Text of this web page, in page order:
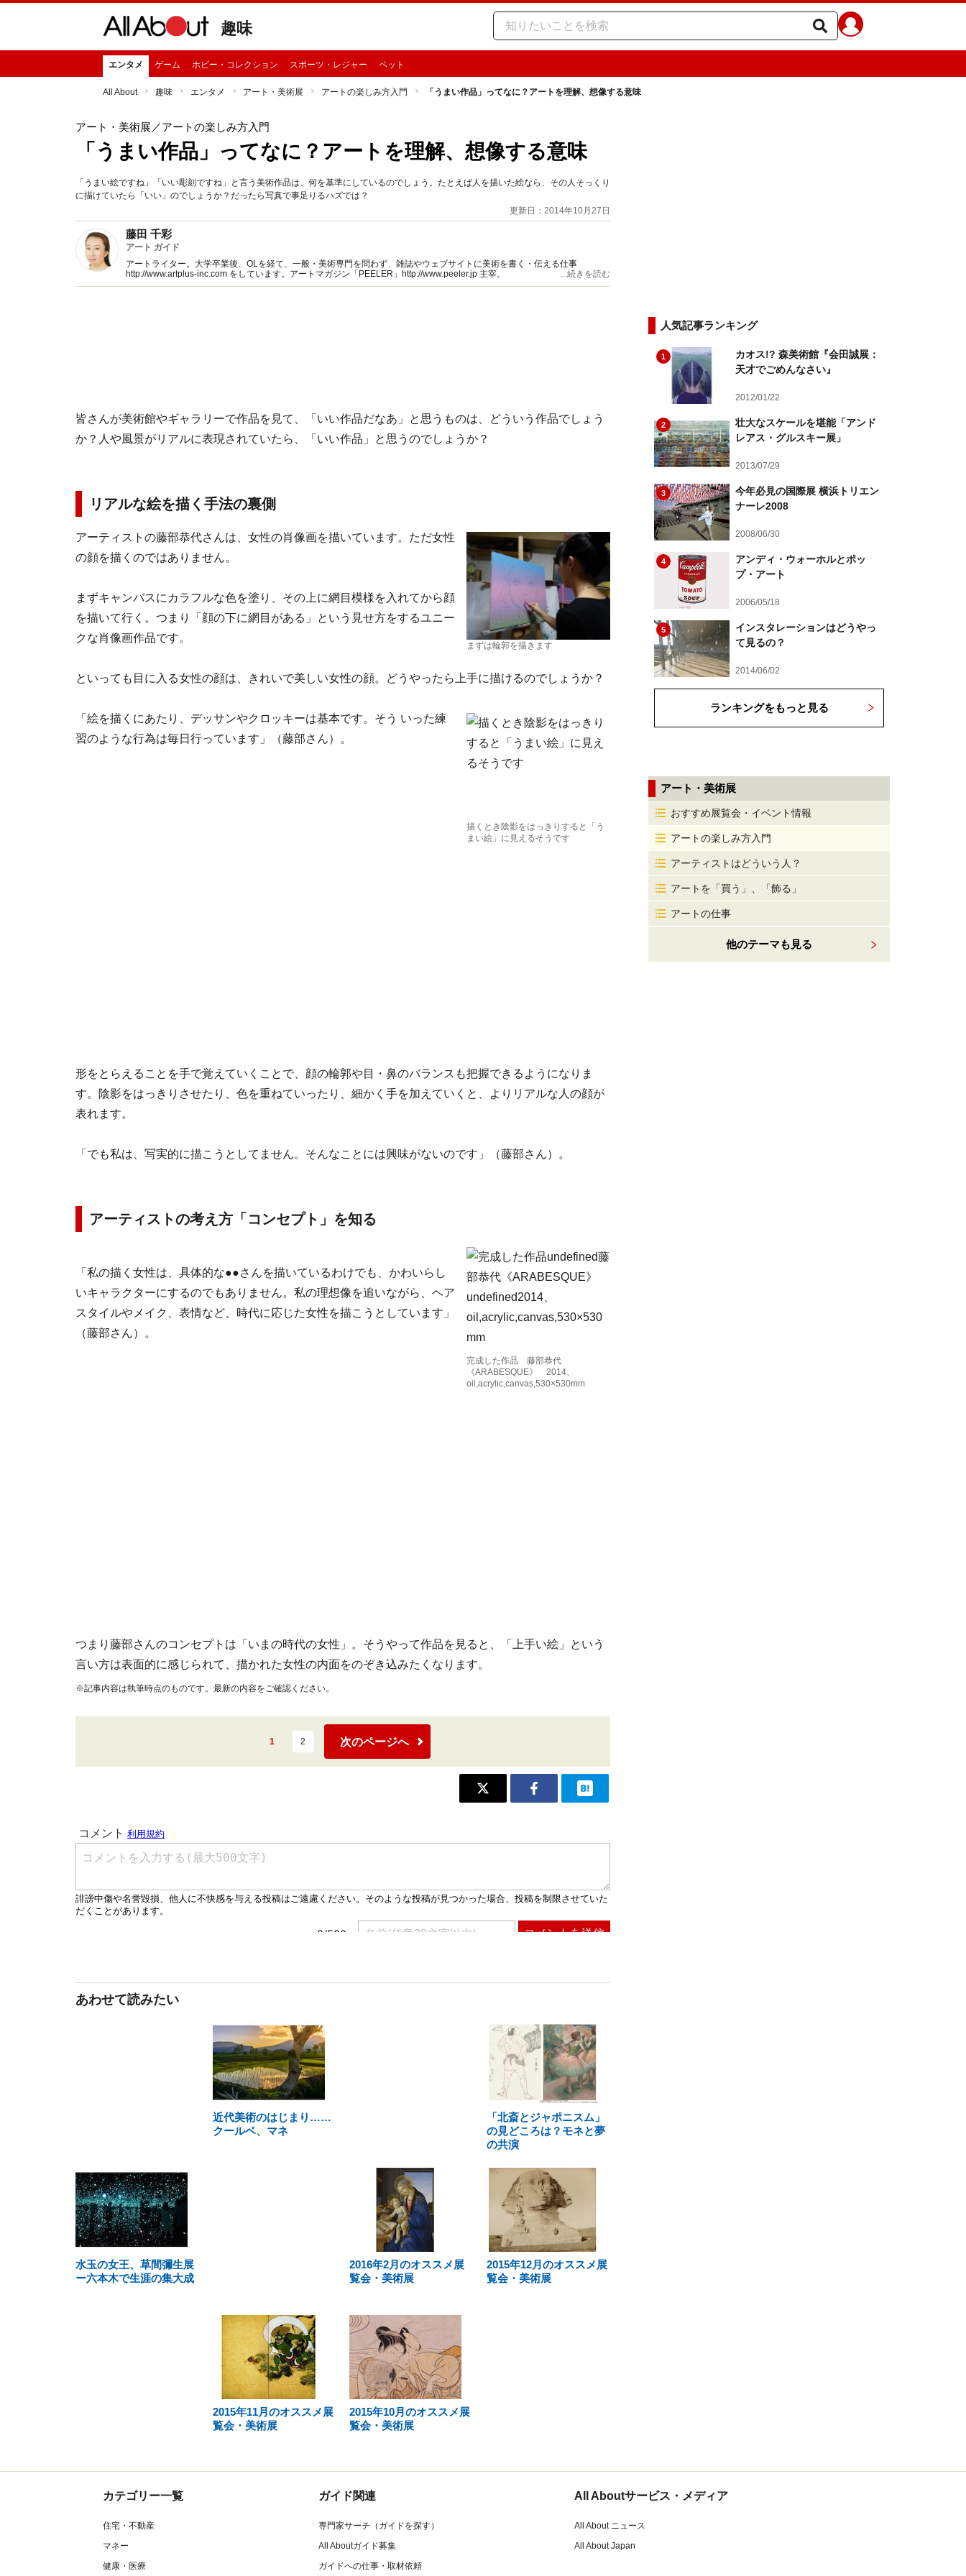
趣味
エンタメ ゲーム ホビー・コレクション スポーツ・レジャー ペット
All About 趣味 エンタメ アート・美術展 アートの楽しみ方入門 「うまい作品」ってなに？アートを理解、想像する意味
アート・美術展 ／アートの楽しみ方入門
「うまい作品」ってなに？アートを理解、想像する意味
「うまい絵ですね」「いい彫刻ですね」と言う美術作品は、何を基準にしているのでしょう。たとえば人を描いた絵なら、その人そっくり
に描けていたら「いい」のでしょうか？だったら写真で事足りるハズでは？
更新日：2014年10月27日
藤田 千彩
アート ガイド
アートライター。大学卒業後、OLを経て、一般・美術専門を問わず、雑誌やウェブサイトに美術を書く・伝える仕事
http://www.artplus-inc.com をしています。アートマガジン「PEELER」http://www.peeler.jp 主宰。
...続きを読む
皆さんが美術館やギャラリーで作品を見て、「いい作品だなあ」と思うものは、どういう作品でしょう
か？人や風景がリアルに表現されていたら、「いい作品」と思うのでしょうか？
リアルな絵を描く手法の裏側
まずは輪郭を描きます
アーティストの藤部恭代さんは、女性の肖像画を描いています。ただ女性
の顔を描くのではありません。
まずキャンバスにカラフルな色を塗り、その上に網目模様を入れてから顔
を描いて行く。つまり「顔の下に網目がある」という見せ方をするユニー
クな肖像画作品です。
といっても目に入る女性の顔は、きれいで美しい女性の顔。どうやったら上手に描けるのでしょうか？
描くとき陰影をはっきりすると「う
まい絵」に見えるそうです
「絵を描くにあたり、デッサンやクロッキーは基本です。そう いった練
習のような行為は毎日行っています」（藤部さん）。
形をとらえることを手で覚えていくことで、顔の輪郭や目・鼻のバランスも把握できるようになりま
す。陰影をはっきりさせたり、色を重ねていったり、細かく手を加えていくと、よりリアルな人の顔が
表れます。
「でも私は、写実的に描こうとしてません。そんなことには興味がないのです」（藤部さん）。
アーティストの考え方「コンセプト」を知る
完成した作品 藤部恭代
《ARABESQUE》 2014、
oil,acrylic,canvas,530×530mm
「私の描く女性は、具体的な●●さんを描いているわけでも、かわいらし
いキャラクターにするのでもありません。私の理想像を追いながら、ヘア
スタイルやメイク、表情など、時代に応じた女性を描こうとしています」
（藤部さん）。
つまり藤部さんのコンセプトは「いまの時代の女性」。そうやって作品を見ると、「上手い絵」という
言い方は表面的に感じられて、描かれた女性の内面をのぞき込みたくなります。
※記事内容は執筆時点のものです。最新の内容をご確認ください。
1 2 次のページへ
あわせて読みたい
近代美術のはじまり……
クールベ、マネ
「北斎とジャポニスム」
の見どころは？モネと夢
の共演
水玉の女王、草間彌生展
ー六本木で生涯の集大成
2016年2月のオススメ展
覧会・美術展
2015年12月のオススメ展
覧会・美術展
2015年11月のオススメ展
覧会・美術展
2015年10月のオススメ展
覧会・美術展
人気記事ランキング
1
カオス!? 森美術館『会田誠展：
天才でごめんなさい』
2012/01/22
2
壮大なスケールを堪能「アンド
レアス・グルスキー展」
2013/07/29
3
今年必見の国際展 横浜トリエン
ナーレ2008
2008/06/30
4
アンディ・ウォーホルとポッ
プ・アート
2006/05/18
5
インスタレーションはどうやっ
て見るの？
2014/06/02
ランキングをもっと見る
アート・美術展
おすすめ展覧会・イベント情報
アートの楽しみ方入門
アーティストはどういう人？
アートを「買う」、「飾る」
アートの仕事
他のテーマも見る
カテゴリー一覧
住宅・不動産
マネー
健康・医療
ガイド関連
専門家サーチ（ガイドを探す）
All Aboutガイド募集
ガイドへの仕事・取材依頼
All Aboutサービス・メディア
All About ニュース
All About Japan